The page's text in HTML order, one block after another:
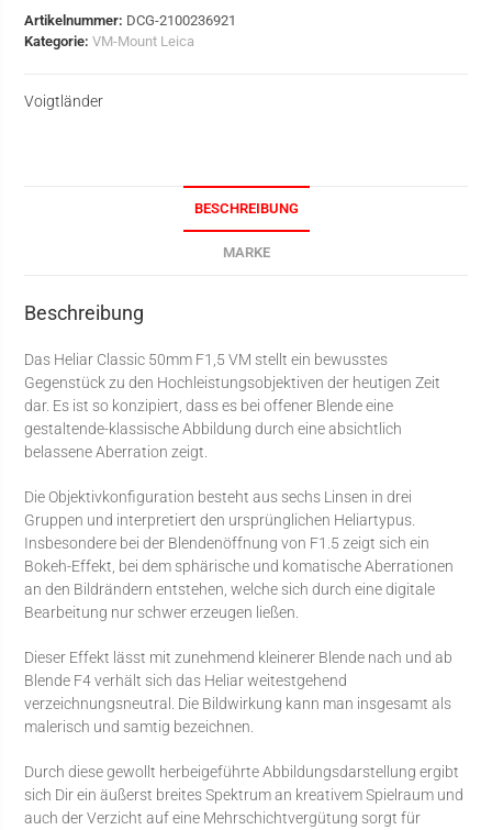
Artikelnummer: DCG-2100236921
Kategorie:VM-Mount Leica
Voigtländer
BESCHREIBUNG
MARKE
Beschreibung
Das Heliar Classic 50mm F1,5 VM stellt ein bewusstes
Gegenstück zu den Hochleistungsobjektiven der heutigen Zeit
dar. Es ist so konzipiert, dass es bei offener Blende eine
gestaltende-klassische Abbildung durch eine absichtlich
belassene Aberration zeigt.
Die Objektivkonfiguration besteht aus sechs Linsen in drei
Gruppen und interpretiert den ursprünglichen Heliartypus.
Insbesondere bei der Blendenöffnung von F1.5 zeigt sich ein
Bokeh-Effekt, bei dem sphärische und komatische Aberrationen
an den Bildrändern entstehen, welche sich durch eine digitale
Bearbeitung nur schwer erzeugen ließen.
Dieser Effekt lässt mit zunehmend kleinerer Blende nach und ab
Blende F4 verhält sich das Heliar weitestgehend
verzeichnungsneutral. Die Bildwirkung kann man insgesamt als
malerisch und samtig bezeichnen.
Durch diese gewollt herbeigeführte Abbildungsdarstellung ergibt
sich Dir ein äußerst breites Spektrum an kreativem Spielraum und
auch der Verzicht auf eine Mehrschichtvergütung sorgt für